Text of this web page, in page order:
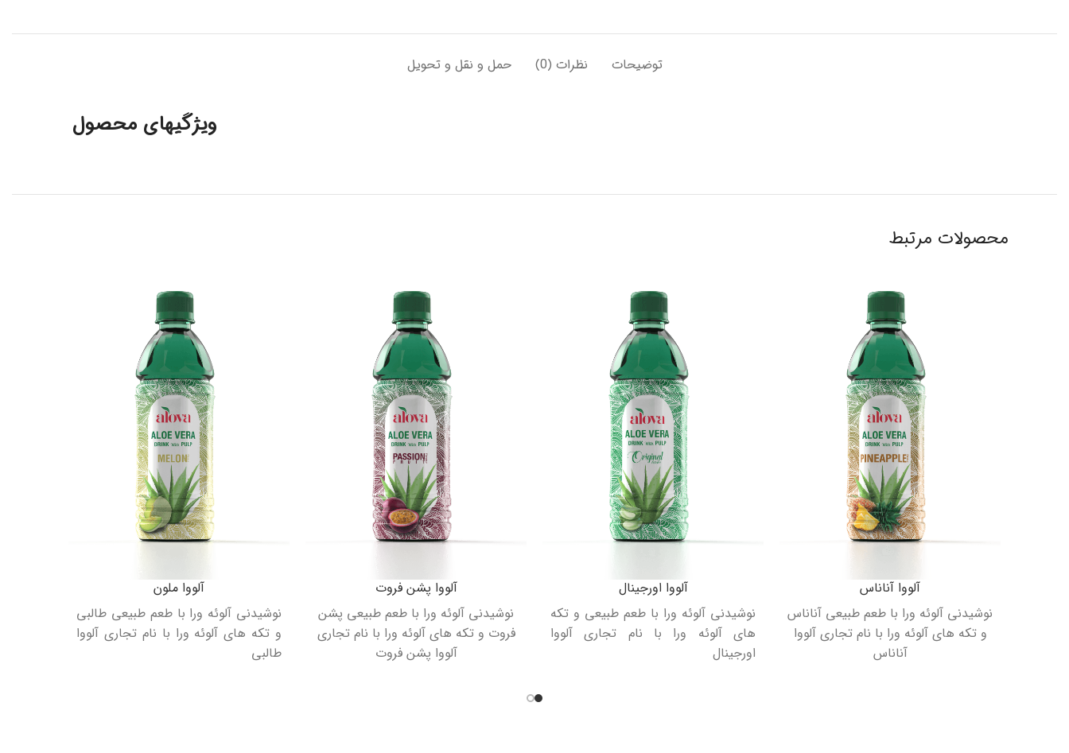
توضیحات نظرات (0) حمل و نقل و تحویل
ویژگیهای محصول
محصولات مرتبط
آلووا آناناس
نوشیدنی آلوئه ورا با طعم طبیعی آناناس
و تکه های آلوئه ورا با نام تجاری آلووا
آناناس
آلووا اورجینال
نوشیدنی آلوئه ورا با طعم طبیعی و تکه
های آلوئه ورا با نام تجاری آلووا
اورجینال
آلووا پشن فروت
نوشیدنی آلوئه ورا با طعم طبیعی پشن
فروت و تکه های آلوئه ورا با نام تجاری
آلووا پشن فروت
آلووا ملون
نوشیدنی آلوئه ورا با طعم طبیعی طالبی
و تکه های آلوئه ورا با نام تجاری آلووا
طالبی